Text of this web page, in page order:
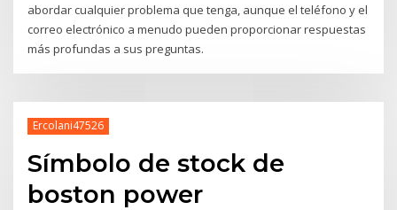
abordar cualquier problema que tenga, aunque el teléfono y el
correo electrónico a menudo pueden proporcionar respuestas
más profundas a sus preguntas.
Ercolani47526
Símbolo de stock de
boston power